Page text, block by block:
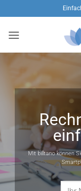
Inhalt
springen
Mit billtano können